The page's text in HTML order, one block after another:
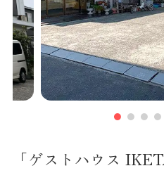
「ゲストハウス